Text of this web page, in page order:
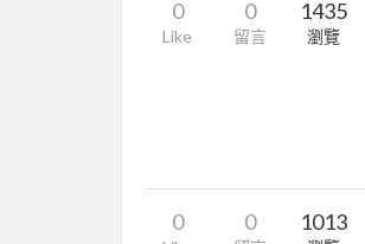
0
Like
0
留言
1435
瀏覽
0 0 1013